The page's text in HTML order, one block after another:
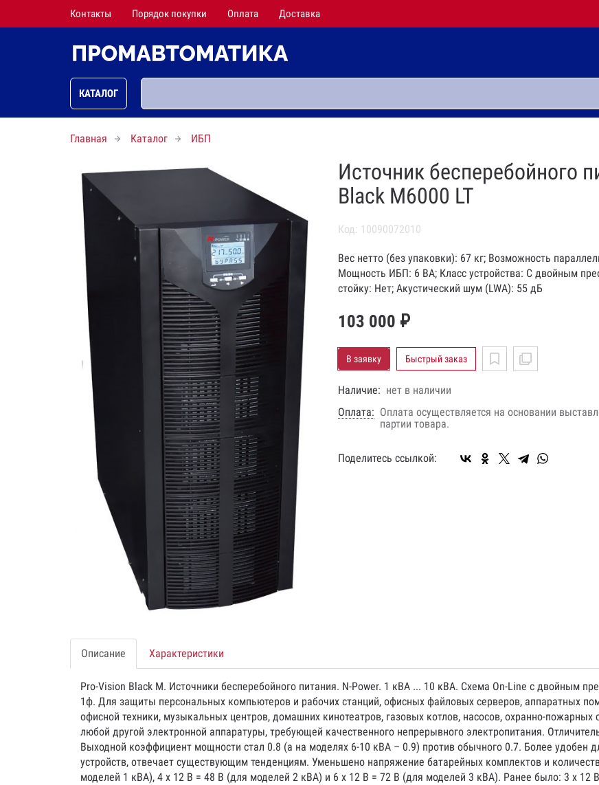
Контакты Порядок покупки Оплата Доставка
КАТАЛОГ
Главная Каталог ИБП
Источник бесперебойного
Black M6000 LT
Код: 10090072010
Вес нетто (без упаковки): 67 кг; Возможность
Мощность ИБП: 6 ВА; Класс устройства: С двойным
стойку: Нет; Акустический шум (LWA): 55 дБ
103 000 ₽
В заявку Быстрый заказ
Наличие: нет в наличии
Оплата: Оплата осуществляется на основании
партии товара.
Поделитесь ссылкой:
Описание Характеристики
Pro-Vision Black M. Источники бесперебойного питания. N-Power. 1 кВА ... 10 кВА. Схема On-Line с двойным
1ф. Для защиты персональных компьютеров и рабочих станций, офисных файловых серверов, аппаратных
офисной техники, музыкальных центров, домашних кинотеатров, газовых котлов, насосов, охранно-
любой другой электронной аппаратуры, требующей качественного непрерывного электропитания.
Выходной коэффициент мощности стал 0.8 (а на моделях 6-10 кВА – 0.9) против обычного 0.7. Более удобен
устройств, отвечает существующим тенденциям. Уменьшено напряжение батарейных комплектов и
моделей 1 кВА), 4 x 12 В = 48 В (для моделей 2 кВА) и 6 x 12 В = 72 В (для моделей 3 кВА). Ранее было: 3 x 12